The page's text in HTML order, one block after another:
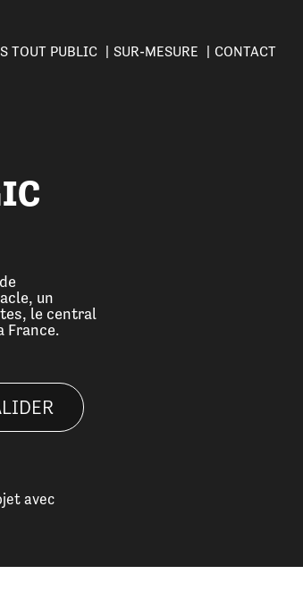
TOUT PUBLIC SUR-MESURE CONTACT
un
le central
France.
avec